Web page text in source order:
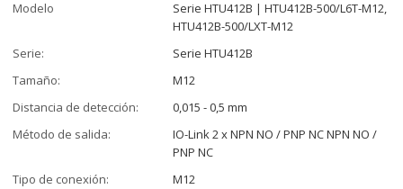
Modelo
Serie HTU412B | HTU412B-500/L6T-M12,
HTU412B-500/LXT-M12
Serie:
Serie HTU412B
Tamaño:
M12
Distancia de detección:
0,015 - 0,5 mm
Método de salida:
IO-Link 2 x NPN NO / PNP NC NPN NO /
PNP NC
Tipo de conexión:
M12